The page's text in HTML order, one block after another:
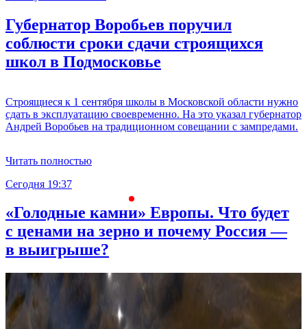
Губернатор Воробьев поручил
соблюсти сроки сдачи строящихся
школ в Подмосковье
Строящиеся к 1 сентября школы в Московской области нужно
сдать в эксплуатацию своевременно. На это указал губернатор
Андрей Воробьев на традиционном совещании с зампредами.
Читать полностью
Сегодня 19:37
«Голодные камни» Европы. Что будет
с ценами на зерно и почему Россия —
в выигрыше?